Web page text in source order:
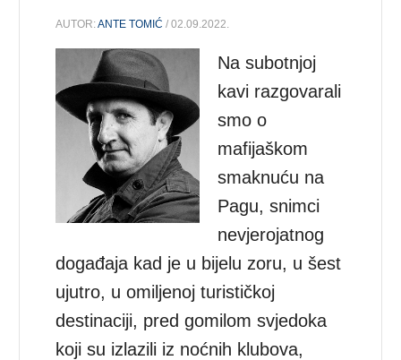
AUTOR:ANTE TOMIĆ / 02.09.2022.
Na subotnjoj
kavi razgovarali
smo o
mafijaškom
smaknuću na
Pagu, snimci
nevjerojatnog
događaja kad je u bijelu zoru, u šest
ujutro, u omiljenoj turističkoj
destinaciji, pred gomilom svjedoka
koji su izlazili iz noćnih klubova,